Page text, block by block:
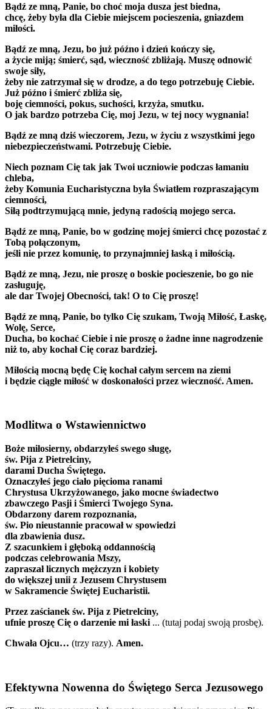
Bądź ze mną, Panie, bo choć moja dusza jest biedna,
chcę, żeby była dla Ciebie miejscem pocieszenia, gniazdem
miłości.
Bądź ze mną, Jezu, bo już późno i dzień kończy się,
a życie miją; śmierć, sąd, wieczność zbliżają. Muszę odnowić
swoje siły,
żeby nie zatrzymał się w drodze, a do tego potrzebuję Ciebie.
Już późno i śmierć zbliża się,
boję ciemności, pokus, suchości, krzyża, smutku.
O jak bardzo potrzeba Cię, moj Jezu, w tej nocy wygnania!
Bądź ze mną dziś wieczorem, Jezu, w życiu z wszystkimi jego
niebezpieczeństwami. Potrzebuję Ciebie.
Niech poznam Cię tak jak Twoi uczniowie podczas łamaniu
chleba,
żeby Komunia Eucharistyczna była Światłem rozpraszającym
ciemności,
Siłą podtrzymującą mnie, jedyną radością mojego serca.
Bądź ze mną, Panie, bo w godzinę mojej śmierci chcę pozostać z
Tobą połączonym,
jeśli nie przez komunię, to przynajmniej łaską i miłością.
Bądź ze mną, Jezu, nie proszę o boskie pocieszenie, bo go nie
zasługuję,
ale dar Twojej Obecności, tak! O to Cię proszę!
Bądź ze mną, Panie, bo tylko Cię szukam, Twoją Miłość, Łaskę,
Wolę, Serce,
Ducha, bo kochać Ciebie i nie proszę o żadne inne nagrodzenie
niż to, aby kochał Cię coraz bardziej.
Miłością mocną będę Cię kochał całym sercem na ziemi
i będzie ciągłe miłość w doskonałości przez wieczność. Amen.
Modlitwa o Wstawiennictwo
Boże miłosierny, obdarzyłeś swego sługę,
św. Pija z Pietrelciny,
darami Ducha Świętego.
Oznaczyłeś jego ciało pięcioma ranami
Chrystusa Ukrzyżowanego, jako mocne świadectwo
zbawczego Pasji i Śmierci Twojego Syna.
Obdarzony darem rozpoznania,
św. Pio nieustannie pracował w spowiedzi
dla zbawienia dusz.
Z szacunkiem i głęboką oddannością
podczas celebrowania Mszy,
zapraszał licznych mężczyzn i kobiety
do większej unii z Jezusem Chrystusem
w Sakramencie Świętej Eucharistii.
Przez zaścianek św. Pija z Pietrelciny,
ufnie proszę Cię o darzenie mi łaski ... (tutaj podaj swoją prosbę).
Chwała Ojcu… (trzy razy). Amen.
Efektywna Nowenna do Świętego Serca Jezusowego